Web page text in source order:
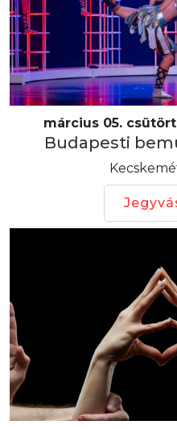
március 05.
Budapesti